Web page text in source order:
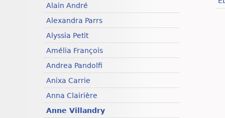
Alain André
Alexandra Parrs
Alyssia Petit
Amélia François
Andrea Pandolfi
Anixa Carrie
Anna Clairière
Anne Villandry